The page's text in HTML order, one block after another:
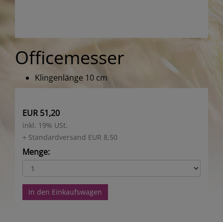
Officemesser
Klingenlänge 10 cm
EUR 51,20
inkl. 19% USt.
+ Standardversand EUR 8,50
Menge:
In den Einkaufswagen